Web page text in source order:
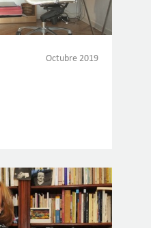
Octubre 2019